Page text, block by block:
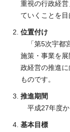
重視の行政経
ていくことを目
位置付け
「第5次宇都
施策・事業を
政経営の推進
ものです。
推進期間
平成27年度か
基本目標